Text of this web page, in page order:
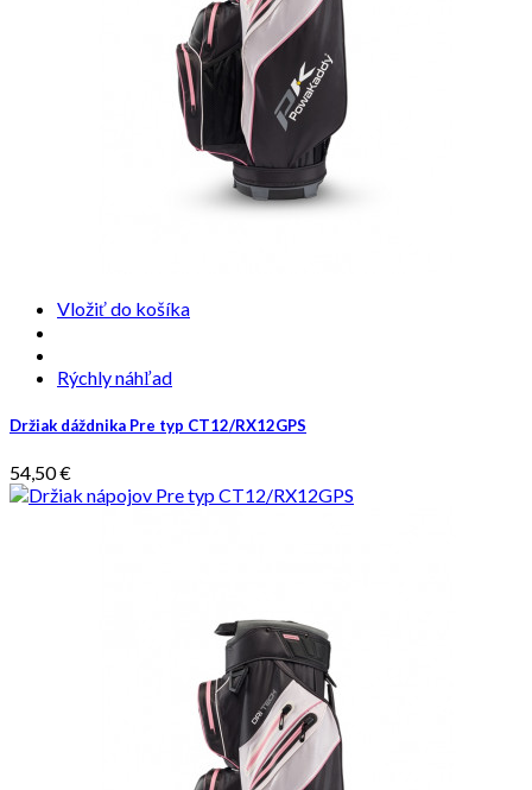
Vložiť do košíka
Rýchly náhľad
Držiak dáždnika Pre typ CT12/RX12GPS
54,50 €